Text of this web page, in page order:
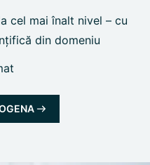
cel mai înalt nivel – cu
din domeniu